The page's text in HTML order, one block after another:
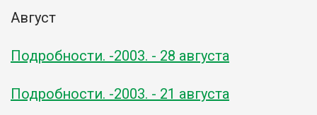
Август
Подробности. -2003. - 28 августа
Подробности. -2003. - 21 августа